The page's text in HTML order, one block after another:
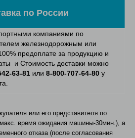
по России
компаниями по
железнодорожным или
предоплате за продукцию и
и Стоимость доставки можно
63-81 или 8-800-707-64-80 у
или его представителя по
время ожидания машины-30мин.), а
отказа (после согласования